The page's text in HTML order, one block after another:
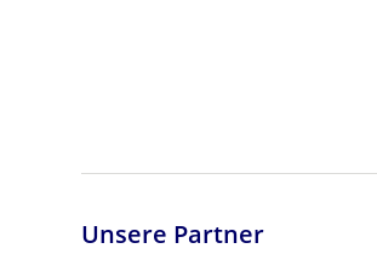
Unsere Partner